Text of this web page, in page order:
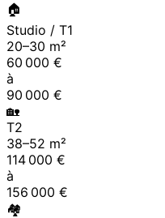
🏠
Studio / T1
20–30 m²
60 000 €
à
90 000 €
🏡
T2
38–52 m²
114 000 €
à
156 000 €
🏘